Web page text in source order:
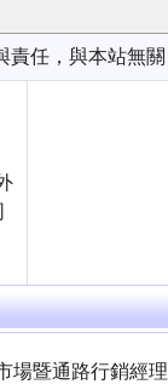
責任，與本站無關
場暨通路行銷經理